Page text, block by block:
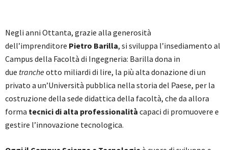
Negli anni Ottanta, grazie alla generosità
dell’imprenditore Pietro Barilla, si sviluppa l’insediamento al
Campus della Facoltà di Ingegneria: Barilla dona in
due trancheotto miliardi di lire, la più alta donazione di un
privato a un’Università pubblica nella storia del Paese, per la
costruzione della sede didattica della facoltà, che da allora
forma tecnici di alta professionalità capaci di promuovere e
gestire l’innovazione tecnologica.